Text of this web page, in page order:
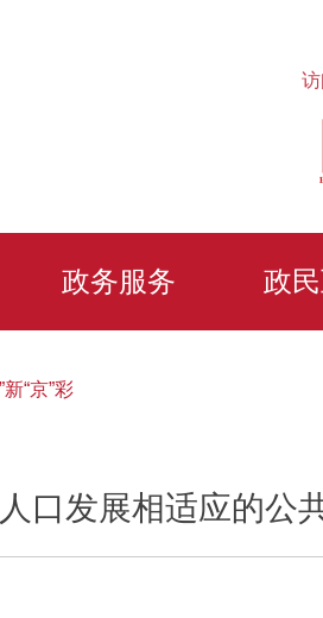
政务服务 政
新“京”彩
口发展相适应的公